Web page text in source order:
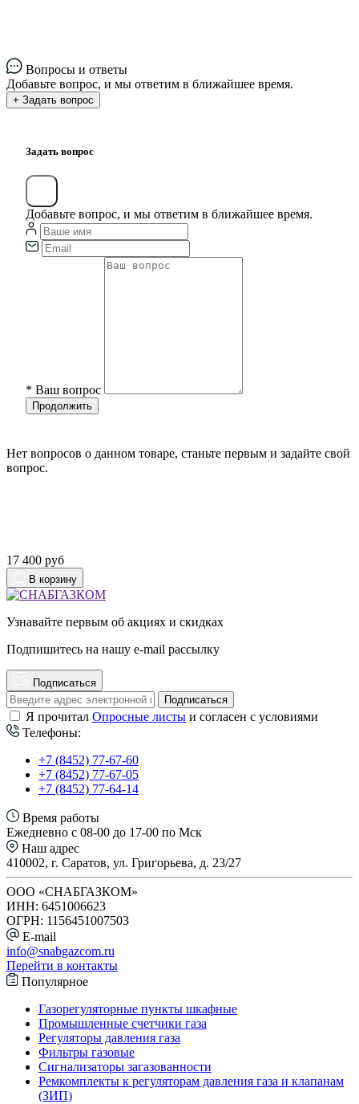
Вопросы и ответы
Добавьте вопрос, и мы ответим в ближайшее время.
+ Задать вопрос
Задать вопрос
Добавьте вопрос, и мы ответим в ближайшее время.
* Ваш вопрос
Продолжить
Нет вопросов о данном товаре, станьте первым и задайте свой
вопрос.
17 400 руб
В корзину
Узнавайте первым об акциях и скидках
Подпишитесь на нашу e-mail рассылку
Подписаться
Подписаться
Я прочитал Опросные листы и согласен с условиями
Телефоны:
+7 (8452) 77-67-60
+7 (8452) 77-67-05
+7 (8452) 77-64-14
Время работы
Ежедневно с 08-00 до 17-00 по Мск
Наш адрес
410002, г. Саратов, ул. Григорьева, д. 23/27
ООО «СНАБГАЗКОМ»
ИНН: 6451006623
ОГРН: 1156451007503
E-mail
info@snabgazcom.ru
Перейти в контакты
Популярное
Газорегуляторные пункты шкафные
Промышленные счетчики газа
Регуляторы давления газа
Фильтры газовые
Сигнализаторы загазованности
Ремкомплекты к регуляторам давления газа и клапанам
(ЗИП)